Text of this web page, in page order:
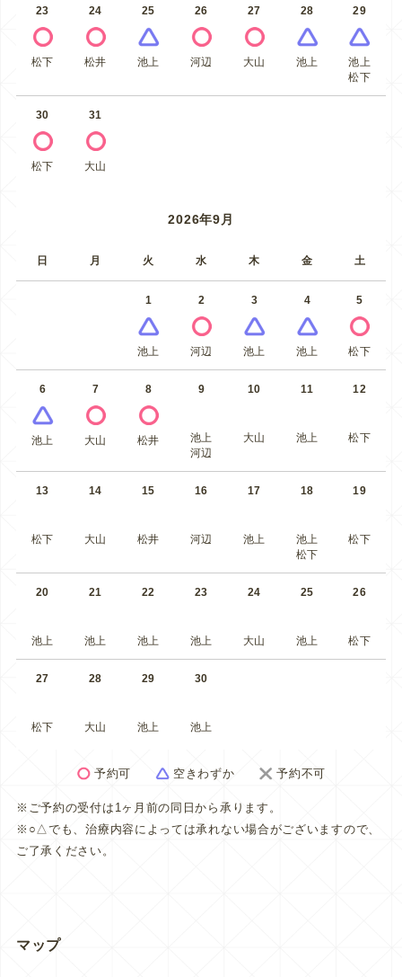
23
松下
24
松井
25
池上
26
河辺
27
大山
28
池上
29
池上
松下
30
松下
31
大山
2026年9月
日 月 火 水 木 金 土
1
池上
2
河辺
3
池上
4
池上
5
松下
6
池上
7
大山
8
松井
9
池上
河辺
10
大山
11
池上
12
松下
13
松下
14
大山
15
松井
16
河辺
17
池上
18
池上
松下
19
松下
20
池上
21
池上
22
池上
23
池上
24
大山
25
池上
26
松下
27
松下
28
大山
29
池上
30
池上
予約可 空きわずか 予約不可
※ご予約の受付は1ヶ月前の同日から承ります。
※○△でも、治療内容によっては承れない場合がございますので、
ご了承ください。
マップ